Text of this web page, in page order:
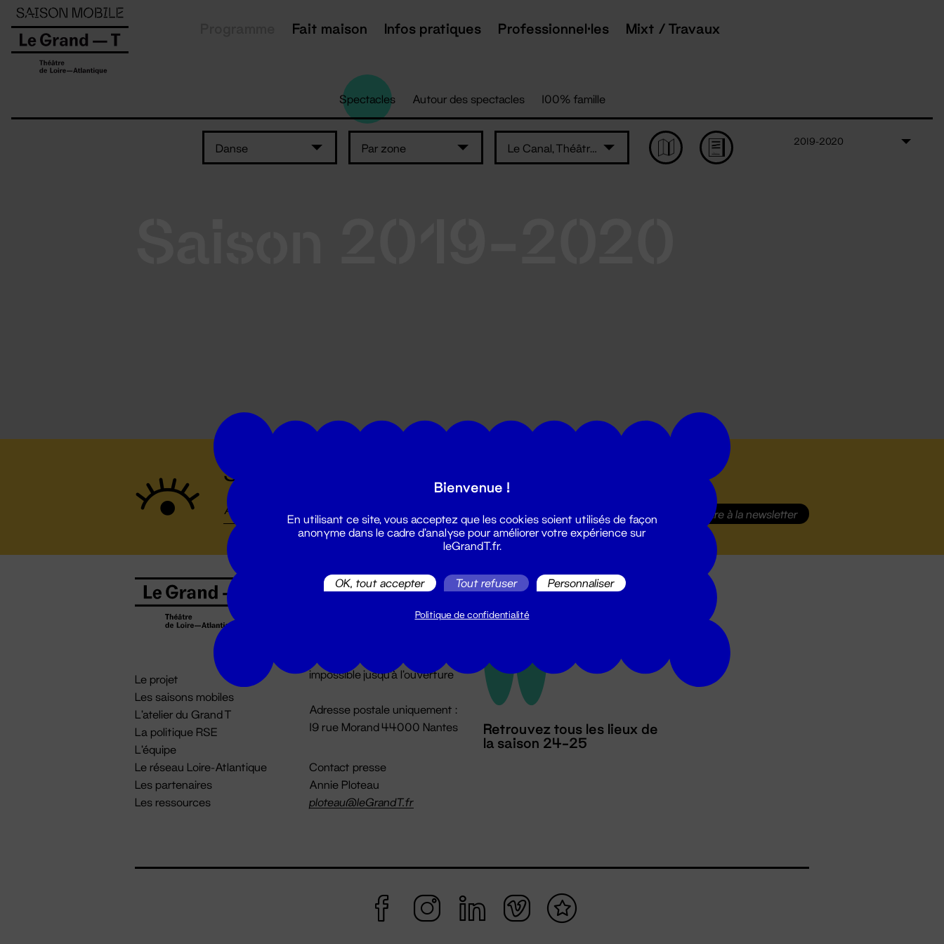
Fait maison Infos pratiques Professionnel·les Mixt / Travaux
Spectacles Autour des spectacles 100% famille
Danse Par zone Le Canal, Théâtre du Pays de Redon
2019-2020
Suivez toutes les actualités du Grand T :
S'inscrire à la newsletter
Le projet
Les saisons mobiles
L'atelier du Grand T
La politique RSE
L'équipe
Le réseau Loire-Atlantique
Les partenaires
Les ressources
Billetterie
billetterie@leGrandT.fr
impossible jusqu'à l'ouverture
Adresse postale uniquement :
19 rue Morand 44000 Nantes
Contact presse
Annie Ploteau
ploteau@leGrandT.fr
Retrouvez tous les lieux de
la saison 24-25
Panneau de gestion des cookies
Bienvenue !
En utilisant ce site, vous acceptez que les cookies soient utilisés de façon
anonyme dans le cadre d'analyse pour améliorer votre expérience sur
leGrandT.fr.
OK, tout accepter Tout refuser Personnaliser
Politique de confidentialité